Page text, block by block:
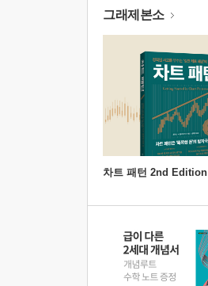
그래제본소
차트 패턴 2nd Edition